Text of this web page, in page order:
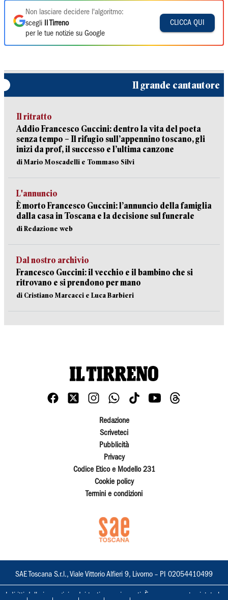
Non lasciare decidere l'algoritmo:
scegli
Il Tirreno
per le tue notizie su Google
CLICCA QUI
Il grande cantautore
Il ritratto
Addio Francesco Guccini: dentro la vita del poeta
senza tempo – Il rifugio sull’appennino toscano, gli
inizi da prof, il successo e l’ultima canzone
di Mario Moscadelli e Tommaso Silvi
L'annuncio
È morto Francesco Guccini: l’annuncio della famiglia
dalla casa in Toscana e la decisione sul funerale
di Redazione web
Dal nostro archivio
Francesco Guccini: il vecchio e il bambino che si
ritrovano e si prendono per mano
di Cristiano Marcacci e Luca Barbieri
Redazione
Scriveteci
Pubblicità
Privacy
Codice Etico e Modello 231
Cookie policy
Termini e condizioni
SAE Toscana S.r.l., Viale Vittorio Alfieri 9, Livorno – PI 02054410499
I diritti delle immagini e dei testi sono riservati. È espressamente vietata la